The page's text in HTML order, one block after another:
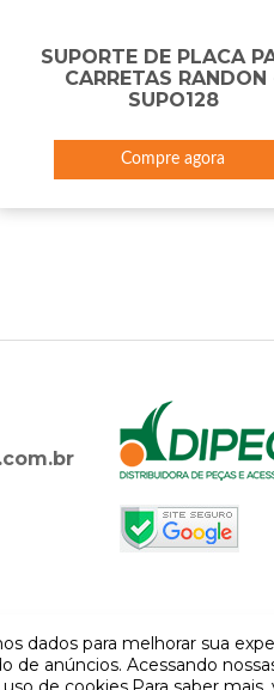
SUPORTE DE PLACA
CARRETAS RANDON
SUPO128
Compre agora
dados para melhorar sua
de anúncios. Acessando